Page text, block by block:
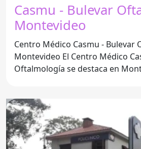
Casmu - Bulevar
Montevideo
Centro Médico Casmu - Bulevar
Montevideo El Centro Médico Casmu - Bulevar
Oftalmología se destaca en